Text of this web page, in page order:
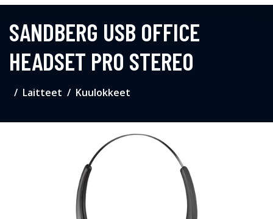
SANDBERG USB OFFICE
HEADSET PRO STEREO
Laitteet Kuulokkeet